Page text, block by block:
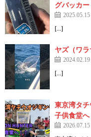
グバッカ
2025.05.15
[…]
ヤズ（ワ
2024.02.19
[…]
東京湾タ
子供食堂へ
2026.07.15